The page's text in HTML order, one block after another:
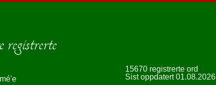
registrerte
15670 registrerte ord
Sist oppdatert 01.08.2026